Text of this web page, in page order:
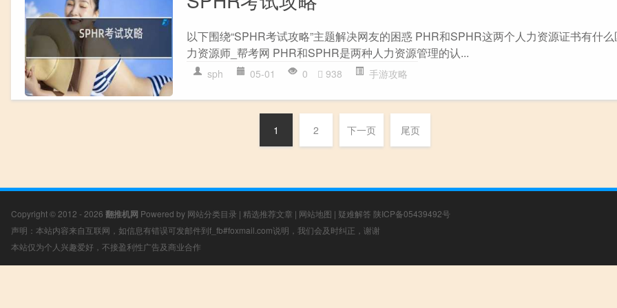
以下围绕“SPHR考试攻略”主题解决网友的困惑 PHR和SPHR这两个人力资源证书有什么
力资源师_帮考网 PHR和SPHR是两种人力资源管理的认...
sph 05-01 0 938 手游攻略
1 2 下一页 尾页
Copyright © 2012 - 2026 翻推机网 Powered by 网站分类目录 | 精选推荐文章 | 网站地图 | 疑难解答 陕ICP备05439492号
声明：本站内容来自互联网，如信息有错误可发邮件到f_fb#foxmail.com说明，我们会及时纠正，谢谢
本站仅为个人兴趣爱好，不接盈利性广告及商业合作